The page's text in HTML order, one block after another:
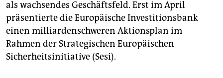
als wachsendes Geschäftsfeld. Erst im April
präsentierte die Europäische Investitionsbank
einen milliardenschweren Aktionsplan im
Rahmen der Strategischen Europäischen
Sicherheitsinitiative (Sesi).